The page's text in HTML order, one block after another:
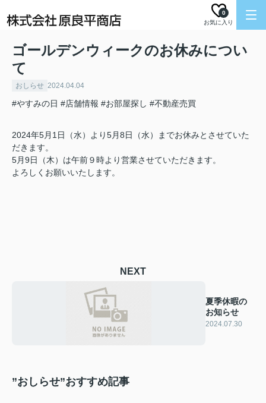
お気に入り
0
ゴールデンウィークのお休みについ
て
おしらせ 2024.04.04
#やすみの日 #店舗情報 #お部屋探し #不動産売買
2024年5月1日（水）より5月8日（水）までお休みとさせていた
だきます。
5月9日（木）は午前９時より営業させていただきます。
よろしくお願いいたします。
NEXT
夏季休暇の
お知らせ
2024.07.30
”おしらせ”おすすめ記事